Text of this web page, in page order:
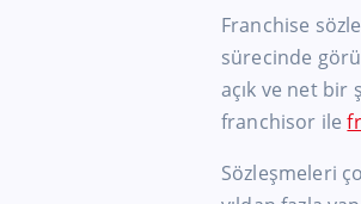
Franchise
sürecinde
açık ve net bir
franchisor ile
Sözleşmeleri